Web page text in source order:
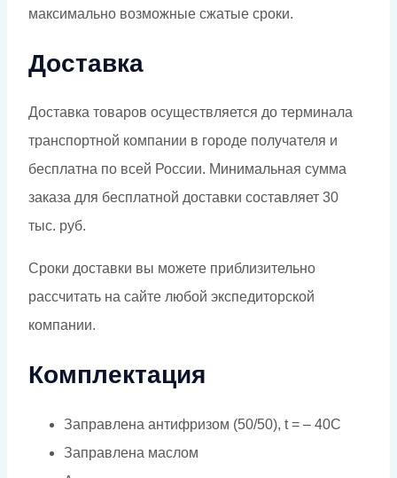
максимально возможные сжатые сроки.
Доставка
Доставка товаров осуществляется до терминала
транспортной компании в городе получателя и
бесплатна по всей России. Минимальная сумма
заказа для бесплатной доставки составляет 30
тыс. руб.
Сроки доставки вы можете приблизительно
рассчитать на сайте любой экспедиторской
компании.
Комплектация
Заправлена антифризом (50/50), t = – 40C
Заправлена маслом